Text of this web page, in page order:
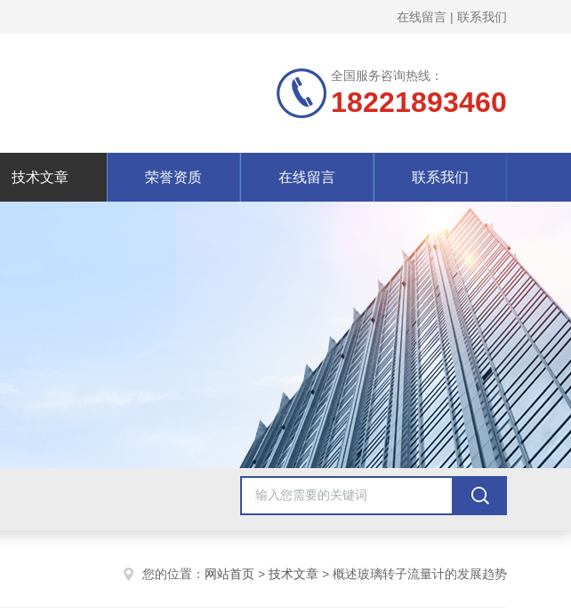
在线留言 | 联系我们
全国服务咨询热线：
18221893460
技术文章 荣誉资质 在线留言 联系我们
您的位置： 网站首页 > 技术文章 > 概述玻璃转子流量计的发展趋势